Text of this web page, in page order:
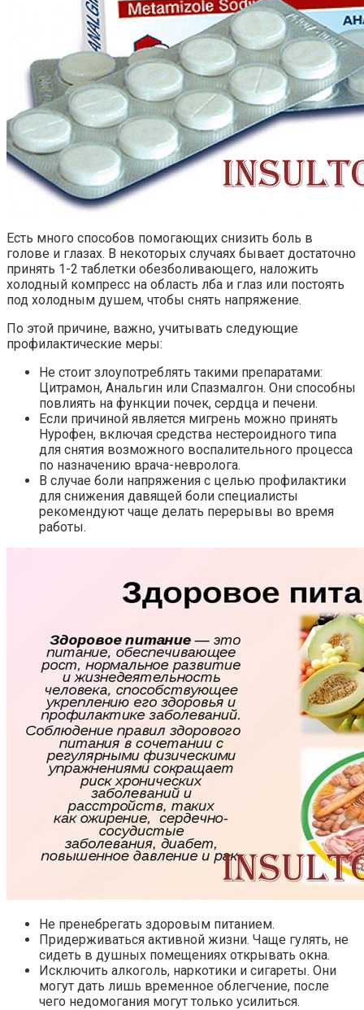
Есть много способов помогающих снизить боль в
голове и глазах. В некоторых случаях бывает достаточно
принять 1-2 таблетки обезболивающего, наложить
холодный компресс на область лба и глаз или постоять
под холодным душем, чтобы снять напряжение.
По этой причине, важно, учитывать следующие
профилактические меры:
Не стоит злоупотреблять такими препаратами:
Цитрамон, Анальгин или Спазмалгон. Они способны
повлиять на функции почек, сердца и печени.
Если причиной является мигрень можно принять
Нурофен, включая средства нестероидного типа
для снятия возможного воспалительного процесса
по назначению врача-невролога.
В случае боли напряжения с целью профилактики
для снижения давящей боли специалисты
рекомендуют чаще делать перерывы во время
работы.
Не пренебрегать здоровым питанием.
Придерживаться активной жизни. Чаще гулять, не
сидеть в душных помещениях открывать окна.
Исключить алкоголь, наркотики и сигареты. Они
могут дать лишь временное облегчение, после
чего недомогания могут только усилиться.